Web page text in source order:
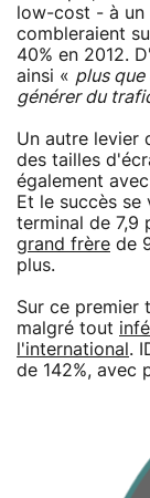
low-cost - à un
combleraient
40% en 2012.
ainsi « plus
générer du
Un autre levier
des tailles
également
Et le succès
terminal de 7,9
grand frère de
plus.
Sur ce premier
malgré tout
l'international .
de 142%, avec